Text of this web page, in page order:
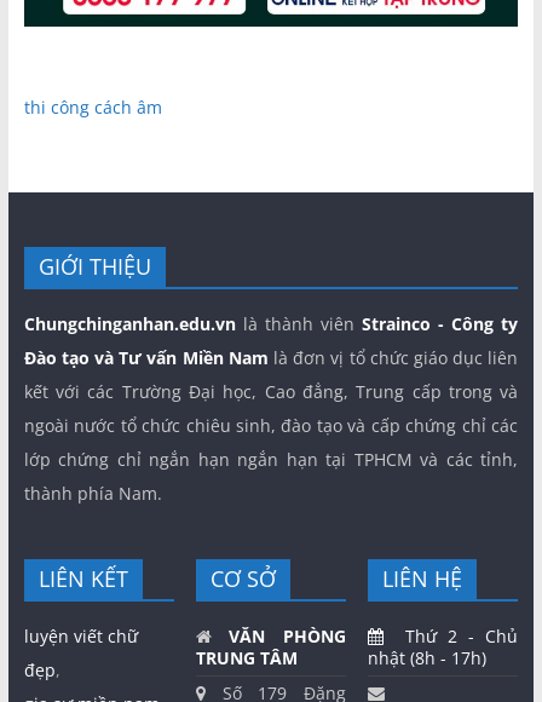
thi công cách âm
GIỚI THIỆU
Chungchinganhan.edu.vnlà thành viênStrainco - Công ty
Đào tạo và Tư vấn Miền Nam là đơn vị tổ chức giáo dục liên
kết với các Trường Đại học, Cao đẳng, Trung cấp trong và
ngoài nước tổ chức chiêu sinh, đào tạo và cấp chứng chỉ các
lớp chứng chỉ ngắn hạn ngắn hạn tại TPHCM và các tỉnh,
thành phía Nam.
LIÊN KẾT
luyện viết chữ
đẹp,
CƠ SỞ
VĂN PHÒNG
TRUNG TÂM
Số 179 Đặng
LIÊN HỆ
Thứ 2 - Chủ
nhật (8h - 17h)